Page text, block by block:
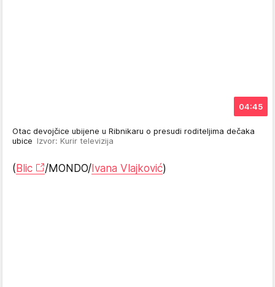
04:45
Otac devojčice ubijene u Ribnikaru o presudi roditeljima dečaka
ubice Izvor: Kurir televizija
(Blic /MONDO/Ivana Vlajković)